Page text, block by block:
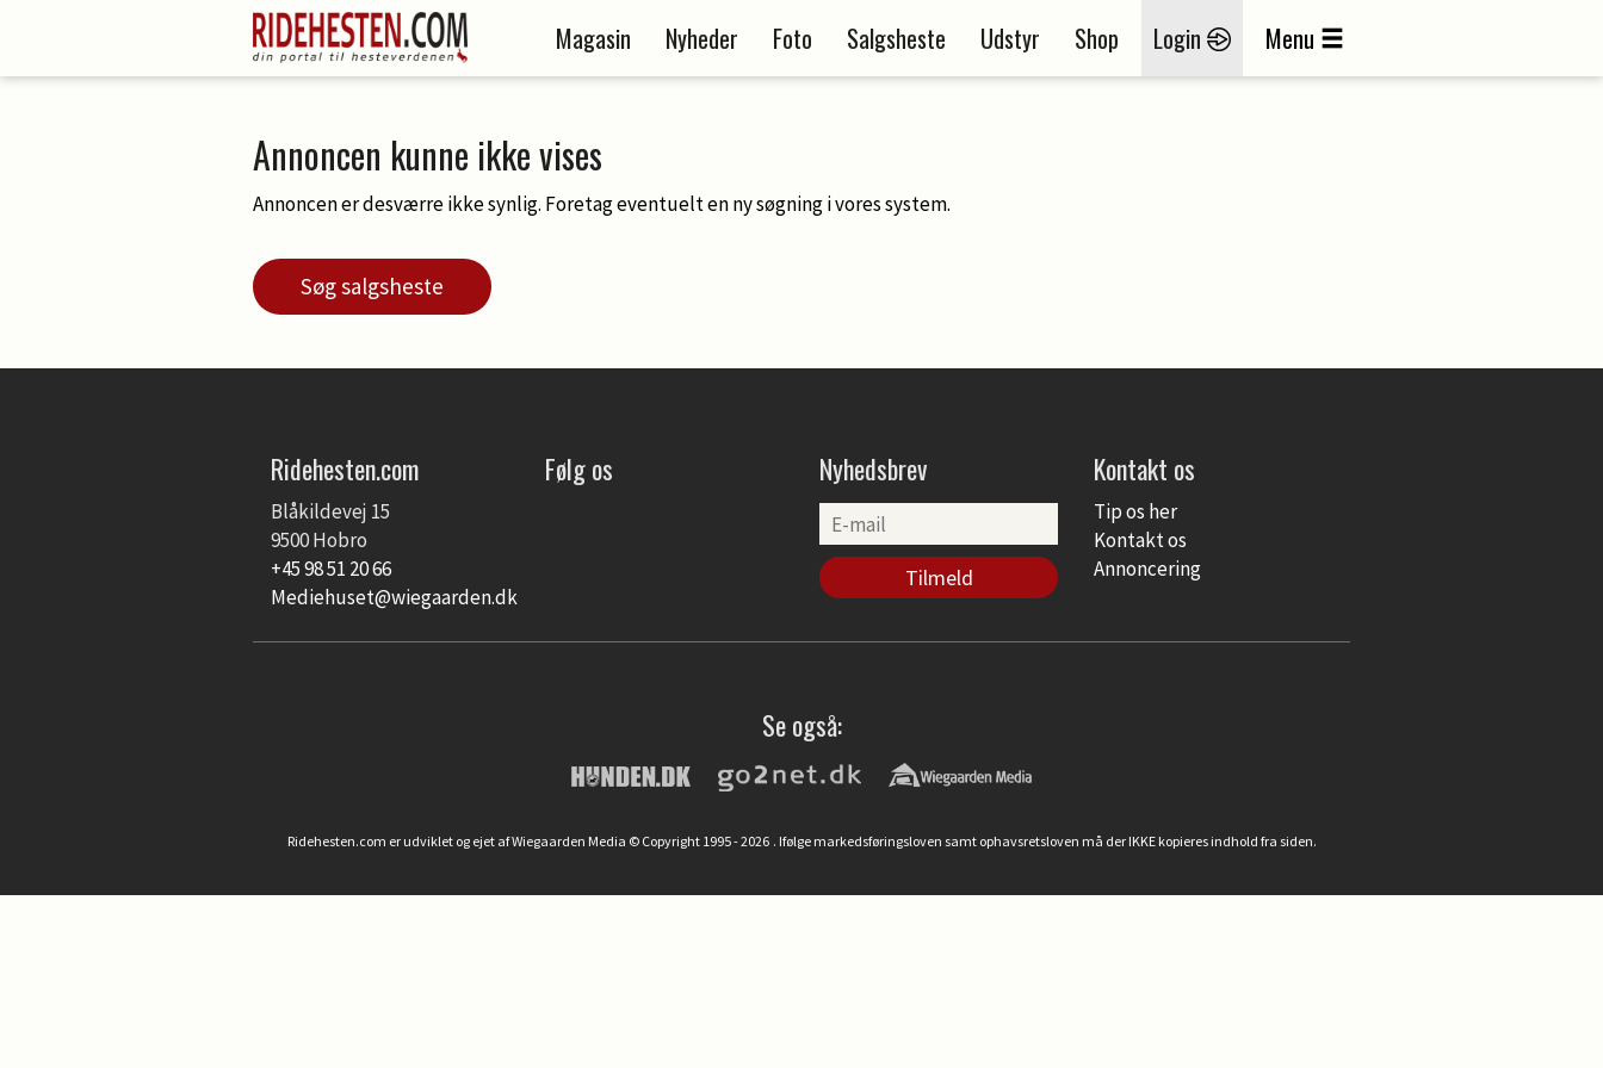
Magasin Nyheder Foto Salgsheste Udstyr Shop Login Menu
Annoncen kunne ikke vises
Annoncen er desværre ikke synlig. Foretag eventuelt en ny søgning i vores system.
Søg salgsheste
Ridehesten.com
Blåkildevej 15
9500 Hobro
+45 98 51 20 66
Mediehuset@wiegaarden.dk
Følg os Nyhedsbrev Kontakt os
Tip os her
Kontakt os
Annoncering
Se også:
Ridehesten.com er udviklet og ejet af Wiegaarden Media © Copyright 1995 - 2026 . Ifølge markedsføringsloven samt ophavsretsloven må der IKKE kopieres indhold fra siden.